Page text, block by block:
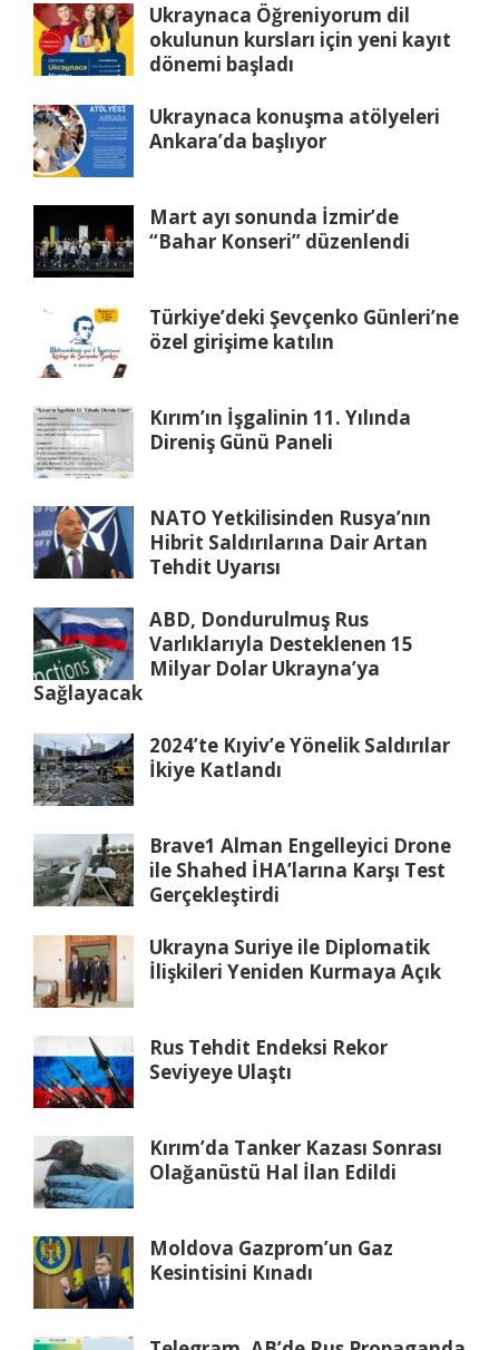
Ukraynaca Öğreniyorum dil
okulunun kursları için yeni kayıt
dönemi başladı
Ukraynaca konuşma atölyeleri
Ankara’da başlıyor
Mart ayı sonunda İzmir’de
“Bahar Konseri” düzenlendi
Türkiye’deki Şevçenko Günleri’ne
özel girişime katılın
Kırım’ın İşgalinin 11. Yılında
Direniş Günü Paneli
NATO Yetkilisinden Rusya’nın
Hibrit Saldırılarına Dair Artan
Tehdit Uyarısı
ABD, Dondurulmuş Rus
Varlıklarıyla Desteklenen 15
Milyar Dolar Ukrayna’ya
Sağlayacak
2024’te Kıyiv’e Yönelik Saldırılar
İkiye Katlandı
Brave1 Alman Engelleyici Drone
ile Shahed İHA’larına Karşı Test
Gerçekleştirdi
Ukrayna Suriye ile Diplomatik
İlişkileri Yeniden Kurmaya Açık
Rus Tehdit Endeksi Rekor
Seviyeye Ulaştı
Kırım’da Tanker Kazası Sonrası
Olağanüstü Hal İlan Edildi
Moldova Gazprom’un Gaz
Kesintisini Kınadı